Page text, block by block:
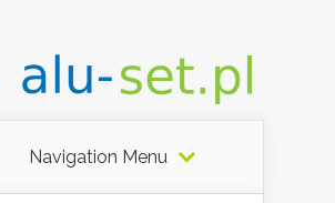
Navigation Menu